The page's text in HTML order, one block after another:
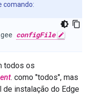
comando:
configFile
todos os
. como "todos", mas
instalação do Edge